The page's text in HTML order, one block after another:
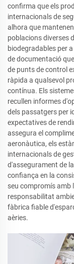
confirma que els
internacionals de
alhora que
poblacions diverses
biodegradables per
de documentació
de punts de control
ràpida a qualsevol
contínua. Els
recullen informes
dels passatgers per
expectatives de
assegura el
aeronàutica, els
internacionals de
d'assegurament de
confiança en la
seu compromís amb
responsabilitat
fàbrica fiable
aèries.